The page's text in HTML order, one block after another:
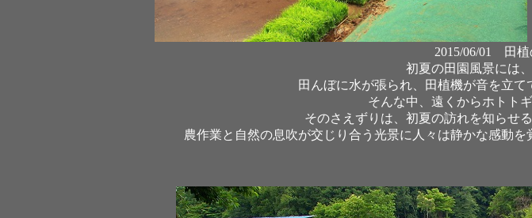
2015/06/01 田
初夏の田園風景には
田んぼに水が張られ、田植機が音を立
そんな中、遠くからホトト
そのさえずりは、初夏の訪れを知らせ
農作業と自然の息吹が交じり合う光景に人々は静かな感動